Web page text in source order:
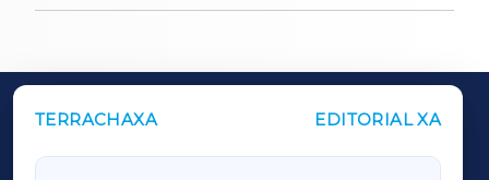
TERRACHAXA EDITORIAL XA
OUTROS PERIÓDICOS